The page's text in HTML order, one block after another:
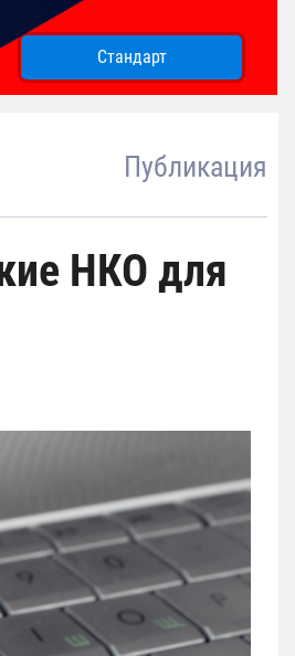
Стандарт
Публикация
НКО для